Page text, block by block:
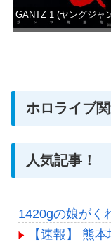
GANTZ 1 (ヤングジャ
ホロライブ
人気記事！
1420gの娘がく
【速報】 熊